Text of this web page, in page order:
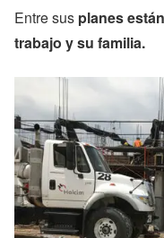
Entre sus planes
trabajo y su familia.